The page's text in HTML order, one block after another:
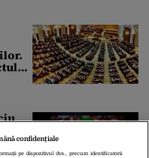
a
confidențiale
pe dispozitivul dvs., precum identificatorii